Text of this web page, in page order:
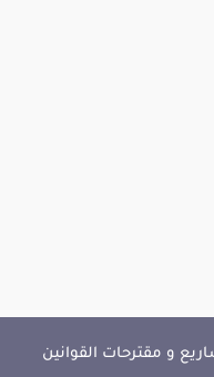
و مقترحات القوانين